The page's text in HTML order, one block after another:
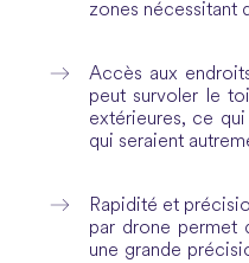
zones nécessitant
Accès aux
peut survoler le
extérieures, ce
qui seraient
Rapidité et
par drone permet
une grande